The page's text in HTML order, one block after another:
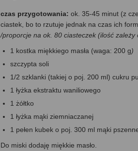
czas przygotowania: ok. 35-45 minut (z
ciastek, bo to rzutuje jednak na czas ich
/proporcje na ok. 80 ciasteczek (ilość
1 kostka miękkiego masła (waga: 200 g)
szczypta soli
1/2 szklanki (takiej o poj. 200 ml) cukru
1 łyżka ekstraktu waniliowego
1 żółtko
1 łyżka mąki ziemniaczanej
1 pełen kubek o poj. 300 ml mąki
Do miski dodaję miękkie masło.